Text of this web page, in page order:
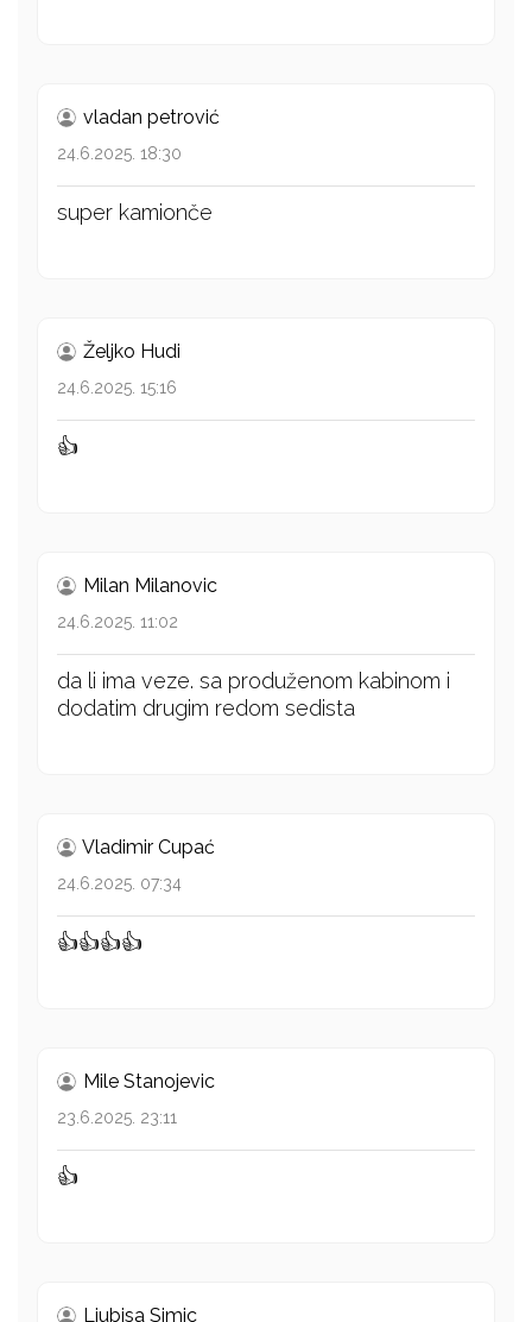
vladan petrović
24.6.2025. 18:30
super kamionče
Željko Hudi
24.6.2025. 15:16
👍
Milan Milanovic
24.6.2025. 11:02
da li ima veze. sa produženom kabinom i
dodatim drugim redom sedista
Vladimir Cupać
24.6.2025. 07:34
👍👍👍👍
Mile Stanojevic
23.6.2025. 23:11
👍
Ljubisa Simic